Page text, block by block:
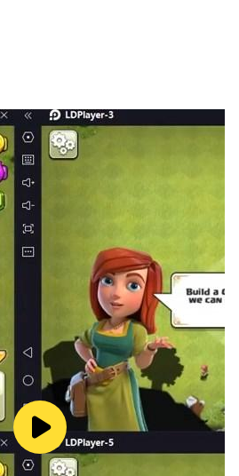
니다. 난이도가 높은 레벨을 클리
획득할 수 있습니다.
주어지는 미션을 완료하면 보석
습니다. 데일리 미션을 꾸준히
모을 수 있습니다.
고를 시청하면 일정량의 보석을
공됩니다. 이를 통해 보석을 빠
주기적으로 열리는 이벤트에 참여
을 수 있습니다. 이벤트 기간
수 있는 기회가 많습니다.